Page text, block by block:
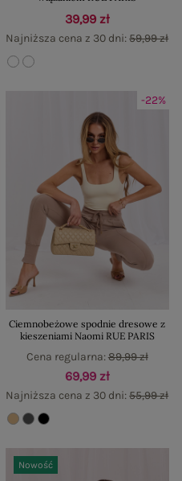
39,99 zł
Najniższa cena z 30 dni:59,99 zł
-22%
Ciemnobeżowe spodnie dresowe z
kieszeniami Naomi RUE PARIS
69,99 zł
Najniższa cena z 30 dni:55,99 zł
Cena regularna:89,99 zł
Nowość